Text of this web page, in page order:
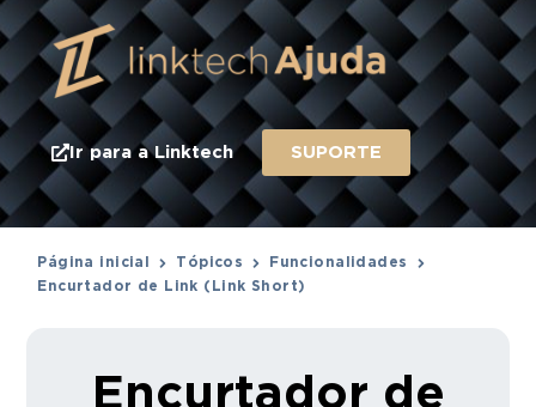
Ir para a Linktech SUPORTE
Página inicial Tópicos
Funcionalidades
Encurtador de Link (Link Short)
Encurtador de